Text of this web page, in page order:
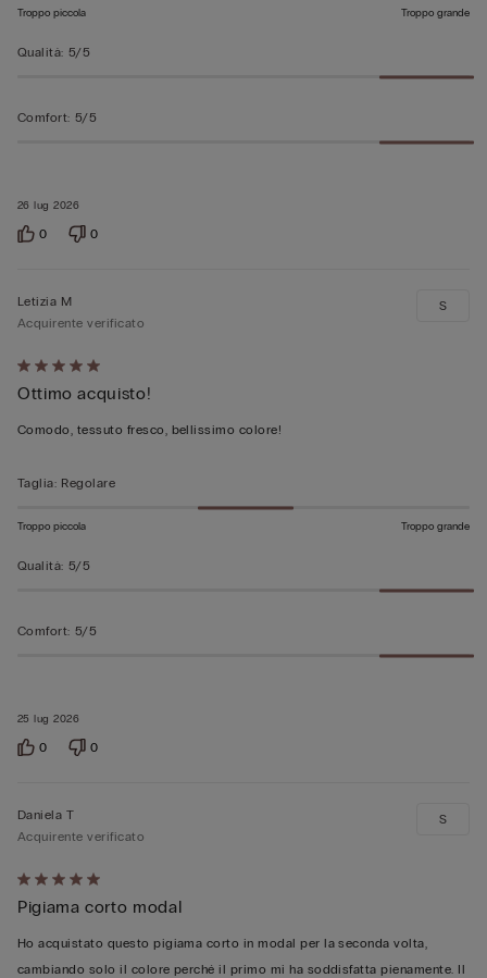
26 lug 2026
Troppo piccola Troppo grande
Qualità: 5/5
Comfort: 5/5
0 0
Valutato
5
su
25 lug 2026
Letizia M
Acquirente verificato
Ottimo acquisto!
Comodo, tessuto fresco, bellissimo colore!
S
Taglia: Regolare
Troppo piccola Troppo grande
Qualità: 5/5
Comfort: 5/5
0 0
Valutato
5
su
5
Daniela T
Acquirente verificato
Pigiama corto modal
Ho acquistato questo pigiama corto in modal per la seconda volta,
cambiando solo il colore perché il primo mi ha soddisfatta pienamente. Il
S